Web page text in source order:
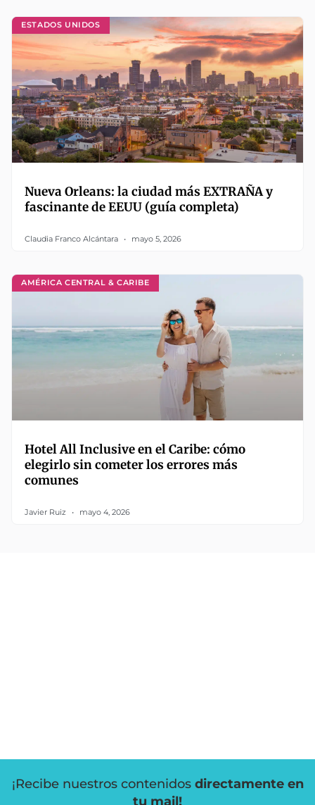
ESTADOS UNIDOS
Nueva Orleans: la ciudad más EXTRAÑA y
fascinante de EEUU (guía completa)
Claudia Franco Alcántara mayo 5, 2026
AMÉRICA CENTRAL & CARIBE
Hotel All Inclusive en el Caribe: cómo
elegirlo sin cometer los errores más
comunes
Javier Ruiz mayo 4, 2026
¡Recibe nuestros contenidos directamente en
tu mail!